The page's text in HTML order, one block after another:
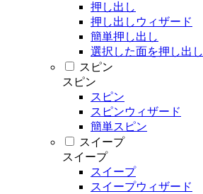
押し出し
押し出しウィザード
簡単押し出し
選択した面を押し出し
スピン
スピン
スピン
スピンウィザード
簡単スピン
スイープ
スイープ
スイープ
スイープウィザード